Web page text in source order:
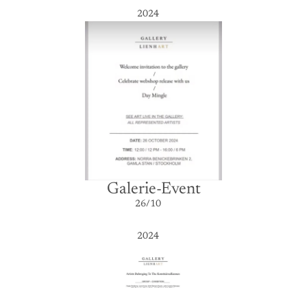
2024
Galerie-Event
26/10
2024